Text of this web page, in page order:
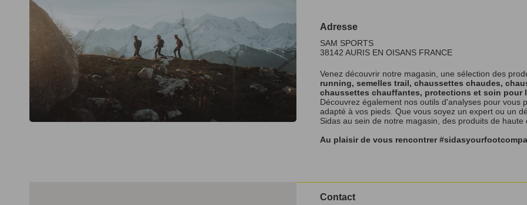
Adresse
SAM SPORTS
38142 AURIS EN OISANS FRANCE
Venez découvrir notre magasin, une sélection des
running, semelles trail, chaussettes chaudes,
chaussettes chauffantes, protections et soin pour
Découvrez également nos outils d'analyses pour
adapté à vos pieds. Que vous soyez un expert ou un
Sidas au sein de notre magasin, des produits de
Au plaisir de vous rencontrer
Contact